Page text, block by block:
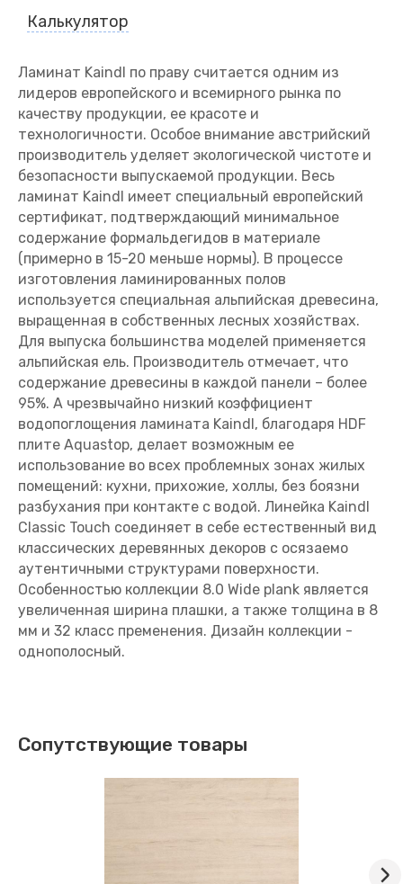
Калькулятор
Ламинат Kaindl по праву считается одним из
лидеров европейского и всемирного рынка по
качеству продукции, ее красоте и
технологичности. Особое внимание австрийский
производитель уделяет экологической чистоте и
безопасности выпускаемой продукции. Весь
ламинат Kaindl имеет специальный европейский
сертификат, подтверждающий минимальное
содержание формальдегидов в материале
(примерно в 15-20 меньше нормы). В процессе
изготовления ламинированных полов
используется специальная альпийская древесина,
выращенная в собственных лесных хозяйствах.
Для выпуска большинства моделей применяется
альпийская ель. Производитель отмечает, что
содержание древесины в каждой панели – более
95%. А чрезвычайно низкий коэффициент
водопоглощения ламината Kaindl, благодаря HDF
плите Aquastop, делает возможным ее
использование во всех проблемных зонах жилых
помещений: кухни, прихожие, холлы, без боязни
разбухания при контакте с водой. Линейка Kaindl
Classic Touch соединяет в себе естественный вид
классических деревянных декоров с осязаемо
аутентичными структурами поверхности.
Особенностью коллекции 8.0 Wide plank является
увеличенная ширина плашки, а также толщина в 8
мм и 32 класс пременения. Дизайн коллекции -
однополосный.
Сопутствующие товары